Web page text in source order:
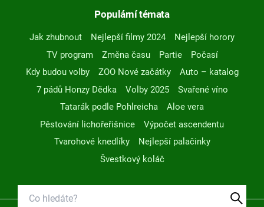
Populární témata
Jak zhubnout Nejlepší filmy 2024
Nejlepší horory
TV program
Změna času Partie
Počasí
Kdy budou volby
ZOO Nové začátky
Auto – katalog
7 pádů Honzy Dědka
Volby 2025
Svařené víno
Tatarák podle Pohlreicha
Aloe vera
Pěstování lichořeřišnice
Výpočet ascendentu
Tvarohové knedlíky
Nejlepší palačinky
Švestkový koláč